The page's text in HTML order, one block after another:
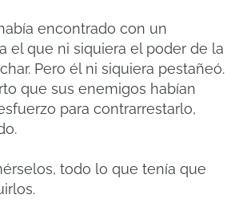
encontrado con un
el que ni siquiera el poder de la
Pero él ni siquiera pestañeó.
que sus enemigos habían
para contrarrestarlo,
todo lo que tenía que